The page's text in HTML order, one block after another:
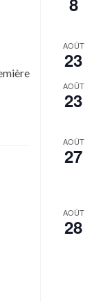
AOÛT
23
AOÛT
23
AOÛT
27
AOÛT
28